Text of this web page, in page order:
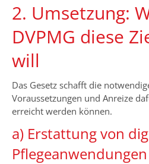
2. Umsetzung:
DVPMG diese
will
Das Gesetz schafft die
Voraussetzungen und Anreize
erreicht werden können.
a) Erstattung von
Pflegeanwendungen